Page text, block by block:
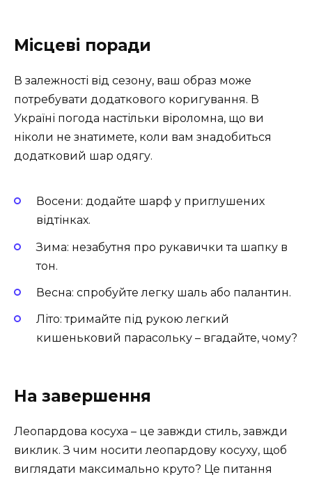
Місцеві поради
В залежності від сезону, ваш образ може
потребувати додаткового коригування. В
Україні погода настільки віроломна, що ви
ніколи не знатимете, коли вам знадобиться
додатковий шар одягу.
Восени: додайте шарф у приглушених
відтінках.
Зима: незабутня про рукавички та шапку в
тон.
Весна: спробуйте легку шаль або палантин.
Літо: тримайте під рукою легкий
кишеньковий парасольку – вгадайте, чому?
На завершення
Леопардова косуха – це завжди стиль, завжди
виклик. З чим носити леопардову косуху, щоб
виглядати максимально круто? Це питання